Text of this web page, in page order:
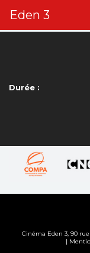
Eden 3
Durée :
Cinéma Eden 3, 90
|